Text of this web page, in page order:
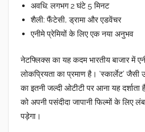
अवधि: लगभग 2 घंटे 5 मिनट
शैली: फैंटेसी, ड्रामा और एडवेंचर
एनीमे प्रेमियों के लिए एक नया अनुभव
नेटफ्लिक्सका यह कदम भारतीय बाजार में
लोकप्रियता का प्रमाण है। ‘स्कार्लेट’ जैसी
का इतनी जल्दी ओटीटीपर आना यह
को अपनी पसंदीदा जापानी फिल्मों के लिए
पड़ेगा।